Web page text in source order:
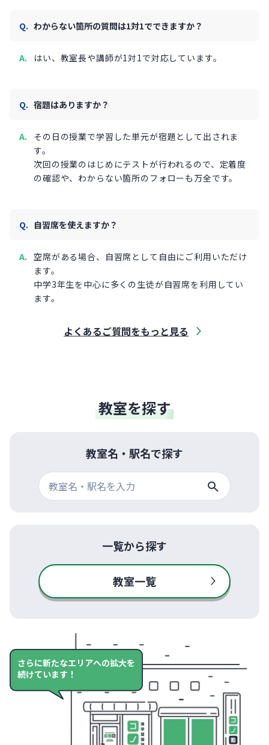
わからない箇所の質問は1対1でできますか？
はい、教室長や講師が1対1で対応しています。
宿題はありますか？
その日の授業で学習した単元が宿題として出されま
す。
次回の授業のはじめにテストが行われるので、定着度
の確認や、わからない箇所のフォローも万全です。
自習席を使えますか？
空席がある場合、自習席として自由にご利用いただけ
ます。
中学3年生を中心に多くの生徒が自習席を利用してい
ます。
よくあるご質問をもっと見る
教室を探す
教室名・駅名で探す
一覧から探す
教室一覧
さらに新たなエリアへの拡大を
続けています！